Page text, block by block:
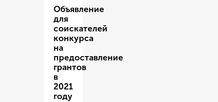
Объявление
для
соискателей
конкурса
на
предоставление
грантов
в
2021
году